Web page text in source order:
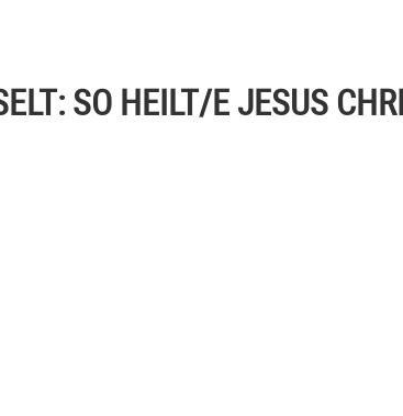
SO HEILT/E JESUS